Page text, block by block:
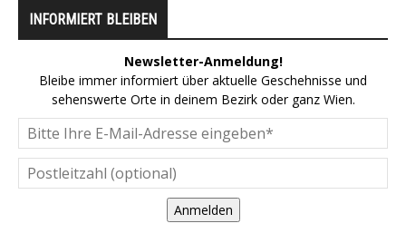
INFORMIERT BLEIBEN
Newsletter-Anmeldung!
Bleibe immer informiert über aktuelle Geschehnisse und
sehenswerte Orte in deinem Bezirk oder ganz Wien.
Anmelden